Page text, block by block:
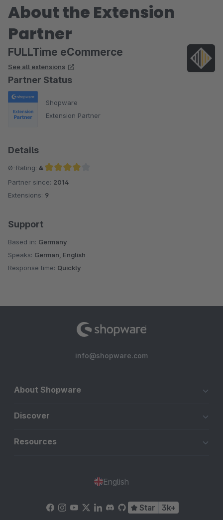
About the Extension
Partner
FULLTime eCommerce
See all extensions
Partner Status
Shopware
Extension Partner
Details
Ø-Rating: 4
Average rating of 4 out of 5 stars
Partner since: 2014
Extensions: 9
Support
Based in: Germany
Speaks: German, English
Response time: Quickly
info@shopware.com
About Shopware
Discover
Resources
English
Star 3k+